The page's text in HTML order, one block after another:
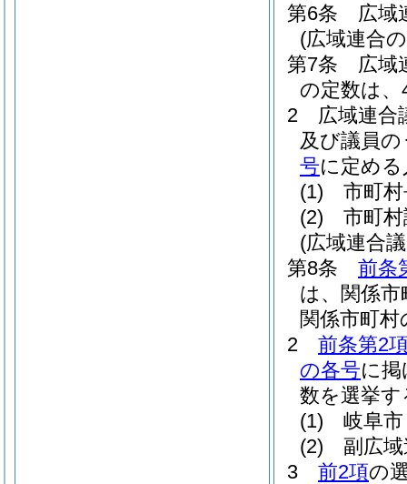
第6条
広域
(広域連合
第7条
広域
の定数は
2
広域連合
及び議員
号に定め
(1)
市町
(2)
市町
(広域連合
第8条
前条
は、関係
関係市町
2
前条第2
の各号に
数を選挙す
(1)
岐阜
(2)
副広
3
前2項の